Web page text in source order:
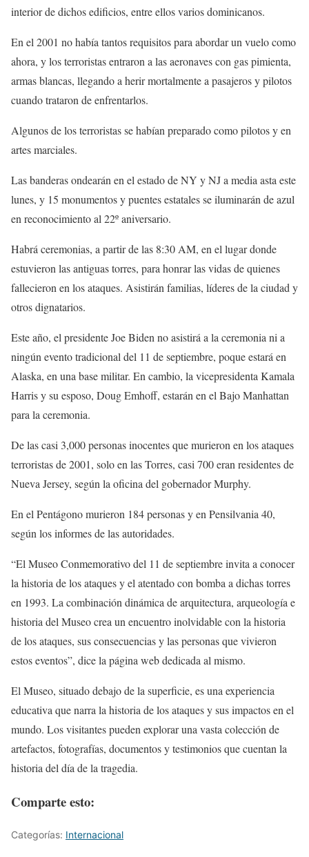
interior de dichos edificios, entre ellos varios dominicanos.
En el 2001 no había tantos requisitos para abordar un vuelo como
ahora, y los terroristas entraron a las aeronaves con gas pimienta,
armas blancas, llegando a herir mortalmente a pasajeros y pilotos
cuando trataron de enfrentarlos.
Algunos de los terroristas se habían preparado como pilotos y en
artes marciales.
Las banderas ondearán en el estado de NY y NJ a media asta este
lunes, y 15 monumentos y puentes estatales se iluminarán de azul
en reconocimiento al 22º aniversario.
Habrá ceremonias, a partir de las 8:30 AM, en el lugar donde
estuvieron las antiguas torres, para honrar las vidas de quienes
fallecieron en los ataques. Asistirán familias, líderes de la ciudad y
otros dignatarios.
Este año, el presidente Joe Biden no asistirá a la ceremonia ni a
ningún evento tradicional del 11 de septiembre, poque estará en
Alaska, en una base militar. En cambio, la vicepresidenta Kamala
Harris y su esposo, Doug Emhoff, estarán en el Bajo Manhattan
para la ceremonia.
De las casi 3,000 personas inocentes que murieron en los ataques
terroristas de 2001, solo en las Torres, casi 700 eran residentes de
Nueva Jersey, según la oficina del gobernador Murphy.
En el Pentágono murieron 184 personas y en Pensilvania 40,
según los informes de las autoridades.
“El Museo Conmemorativo del 11 de septiembre invita a conocer
la historia de los ataques y el atentado con bomba a dichas torres
en 1993. La combinación dinámica de arquitectura, arqueología e
historia del Museo crea un encuentro inolvidable con la historia
de los ataques, sus consecuencias y las personas que vivieron
estos eventos”, dice la página web dedicada al mismo.
El Museo, situado debajo de la superficie, es una experiencia
educativa que narra la historia de los ataques y sus impactos en el
mundo. Los visitantes pueden explorar una vasta colección de
artefactos, fotografías, documentos y testimonios que cuentan la
historia del día de la tragedia.
Comparte esto:
Categorías: Internacional